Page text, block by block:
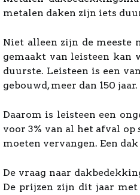
metalen daken zijn iets
Niet alleen zijn de meeste
gemaakt van leisteen kan
duurste. Leisteen is een
gebouwd, meer dan 150 jaar.
Daarom is leisteen een
voor 3% van al het afval
moeten vervangen. Een
De vraag naar
De prijzen zijn dit jaar met